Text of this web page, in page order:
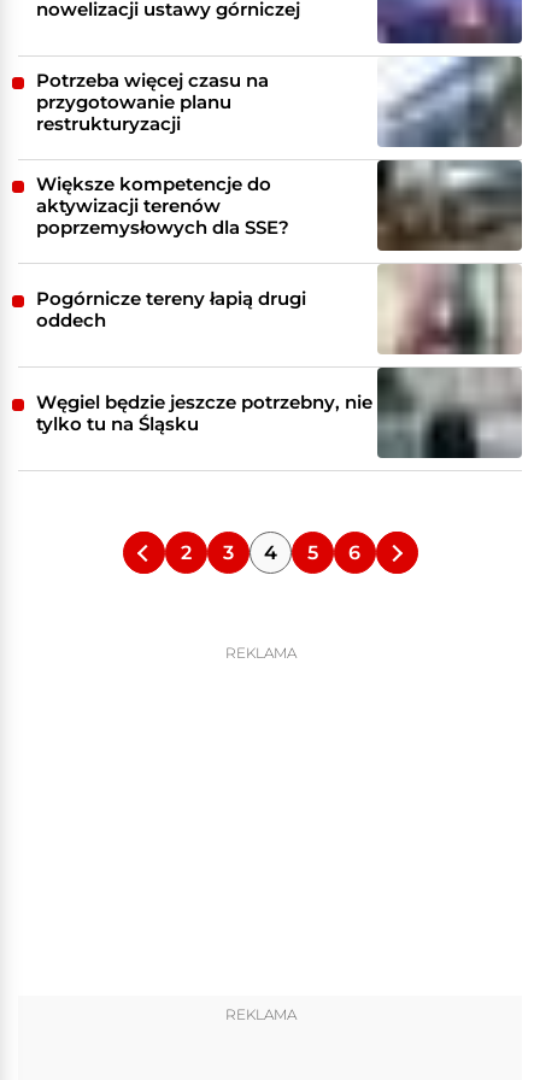
nowelizacji ustawy górniczej
Potrzeba więcej czasu na
przygotowanie planu
restrukturyzacji
Większe kompetencje do
aktywizacji terenów
poprzemysłowych dla SSE?
Pogórnicze tereny łapią drugi
oddech
Węgiel będzie jeszcze potrzebny, nie
tylko tu na Śląsku
2 3 4 5 6
REKLAMA
REKLAMA